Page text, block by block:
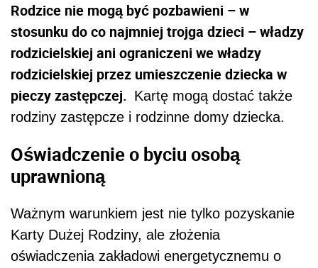
Rodzice nie mogą być pozbawieni – w
stosunku do co najmniej trojga dzieci – władzy
rodzicielskiej ani ograniczeni we władzy
rodzicielskiej przez umieszczenie dziecka w
pieczy zastępczej. Kartę mogą dostać także
rodziny zastępcze i rodzinne domy dziecka.
Oświadczenie o byciu osobą
uprawnioną
Ważnym warunkiem jest nie tylko pozyskanie
Karty Dużej Rodziny, ale złożenia
oświadczenia zakładowi energetycznemu o